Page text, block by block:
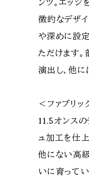
ンツ。エッ
徴的なデザイ
や深めに設
ただけます。
演出し、他に
＜ファブリッ
11.5オンスの
ュ加工を仕
他にない高
いに育って